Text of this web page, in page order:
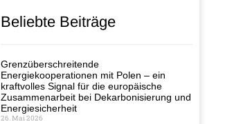
Beliebte Beiträge
Grenzüberschreitende
Energiekooperationen mit Polen – ein
kraftvolles Signal für die europäische
Zusammenarbeit bei Dekarbonisierung und
Energiesicherheit
26. Mai 2026